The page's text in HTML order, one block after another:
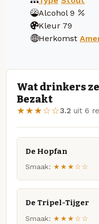
Alcohol 9
Kleur 79
Herkomst
Wat drinkers
Bezakt
★★★☆☆3.2 uit 6
De Hopfan
Smaak: ★★★☆☆
De Tripel-Tijger
Smaak: ★★★☆☆